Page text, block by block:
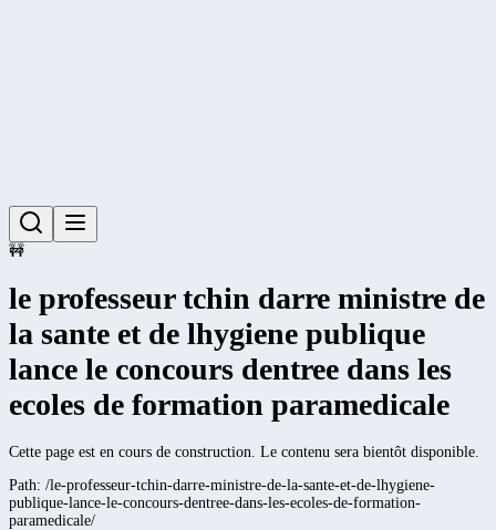
🚧
le professeur tchin darre ministre de
la sante et de lhygiene publique
lance le concours dentree dans les
ecoles de formation paramedicale
Cette page est en cours de construction. Le contenu sera bientôt disponible.
Path: /le-professeur-tchin-darre-ministre-de-la-sante-et-de-lhygiene-
publique-lance-le-concours-dentree-dans-les-ecoles-de-formation-
paramedicale/